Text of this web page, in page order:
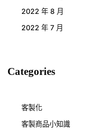
2022 年 8 月
2022 年 7 月
Categories
客製化
客製商品小知識